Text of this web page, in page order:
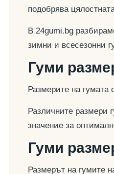
подобрява
В 24gumi.bg
зимни и всесезонни
Гуми
Размерите на гумата
Различните размери
значение за
Гуми
Размерът на гумите